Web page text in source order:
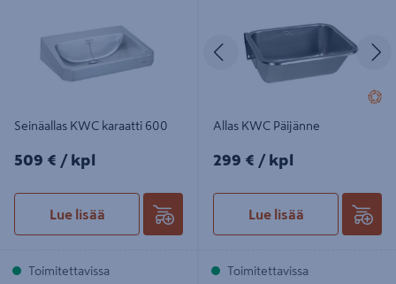
Seinäallas KWC karaatti 600
509€/kpl
509 € / kpl
Lue lisää
Toimitettavissa
Edellinen
Allas KWC Päijänne
299€/kpl
299 € / kpl
Lue lisää
Toimitettavissa